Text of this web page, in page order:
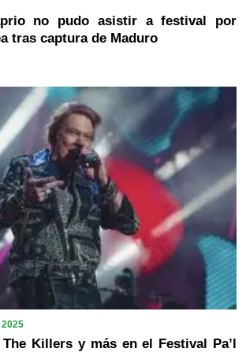
no pudo asistir a festival por
tras captura de Maduro
2025
Killers y más en el Festival Pa’l